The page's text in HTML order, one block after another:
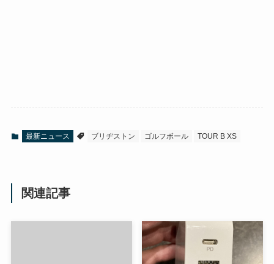
最新ニュース ブリヂストン ゴルフボール TOUR B XS
関連記事